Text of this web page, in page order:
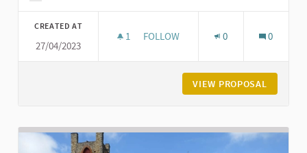
CREATED AT
27/04/2023
1 1 FOLLOWER
FOLLOW 0 0
VIEW PROPOSAL